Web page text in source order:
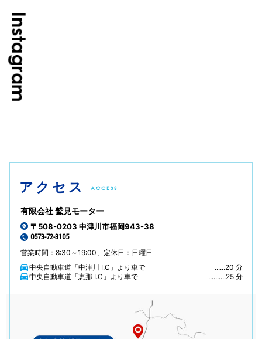
アクセス ACCESS
有限会社 鷲見モーター
〒508-0203 中津川市福岡943-38
0573-72-3105
営業時間：8:30～19:00、定休日：日曜日
中央自動車道「中津川 I.C」より車で
......20 分
中央自動車道「恵那 I.C」より車で
..........25 分